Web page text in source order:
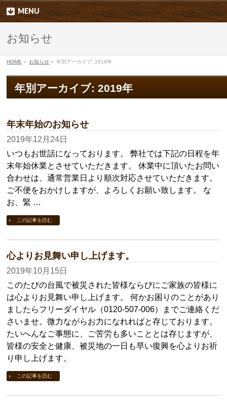
MENU
お知らせ
HOME » お知らせ » 年別アーカイブ: 2019年
年別アーカイブ: 2019年
年末年始のお知らせ
2019年12月24日
いつもお世話になっております。 弊社では下記の日程を年
末年始休業とさせていただきます。 休業中に頂いたお問い
合わせは、通常営業日より順次対応させていただきます。
ご不便をおかけしますが、よろしくお願い致します。 な
お、緊 …
この記事を読む
心よりお見舞い申し上げます。
2019年10月15日
このたびの台風で被災された皆様ならびにご家族の皆様に
は心よりお見舞い申し上げます。 何かお困りのことがあり
ましたらフリーダイヤル（0120-507-006）までご連絡くだ
さいませ。微力ながらお力になれればと存じております。
たいへんなご事態に、ご苦労も多いこととは存じますが、
皆様の安全と健康、被災地の一日も早い復興を心よりお祈
り申し上げます。
この記事を読む